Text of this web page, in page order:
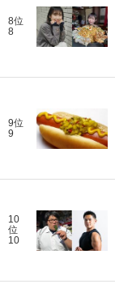
8位
8
9位
9
10
位
10